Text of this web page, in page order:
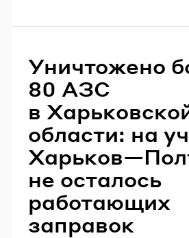
Уничтожено
80 АЗС
в
области: на
не осталось
работающих
заправок